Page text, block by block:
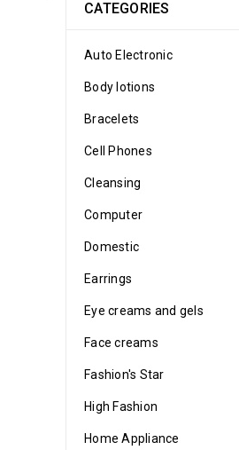
CATEGORIES
Auto Electronic
Body lotions
Bracelets
Cell Phones
Cleansing
Computer
Domestic
Earrings
Eye creams and gels
Face creams
Fashion's Star
High Fashion
Home Appliance